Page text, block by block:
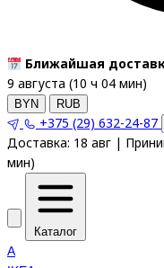
Ближайшая
9 августа (10 ч 04 мин)
BYN RUB
+375 (29) 632-24-87
Доставка: 18 авг |
мин)
Каталог
A